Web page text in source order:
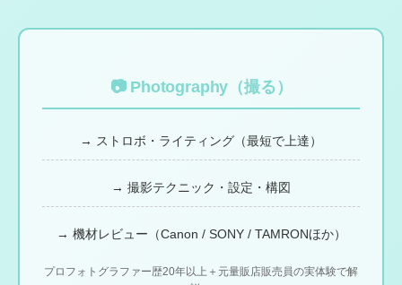
📷 Photography（撮る）
→ ストロボ・ライティング（最短で上達）
→ 撮影テクニック・設定・構図
→ 機材レビュー（Canon / SONY / TAMRONほか）
プロフォトグラファー歴20年以上＋元量販店販売員の実体験で解